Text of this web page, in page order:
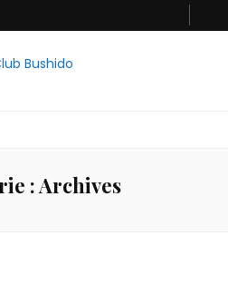
:Archives